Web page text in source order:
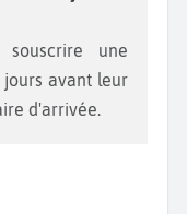
souscrire une
avant leur
d'arrivée.